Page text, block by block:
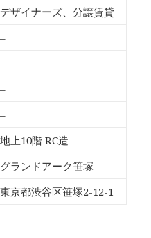
デザイナーズ、分譲賃貸
–
–
–
–
地上10階 RC造
グランドアーク笹塚
東京都渋谷区笹塚2-12-1